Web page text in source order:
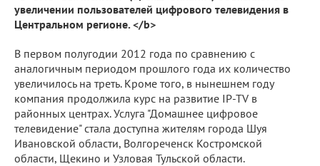
увеличении пользователей цифрового телевидения в
Центральном регионе. </b>
В первом полугодии 2012 года по сравнению с
аналогичным периодом прошлого года их количество
увеличилось на треть. Кроме того, в нынешнем году
компания продолжила курс на развитие IP-TV в
районных центрах. Услуга "Домашнее цифровое
телевидение" стала доступна жителям города Шуя
Ивановской области, Волгореченск Костромской
области, Щекино и Узловая Тульской области.